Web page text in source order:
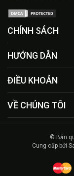
CHÍNH SÁCH
HƯỚNG DẪN
ĐIỀU KHOẢN
VỀ CHÚNG TÔI
© Bản
Cung cấp bởi